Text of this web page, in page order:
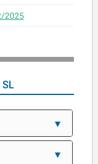
2025
SL